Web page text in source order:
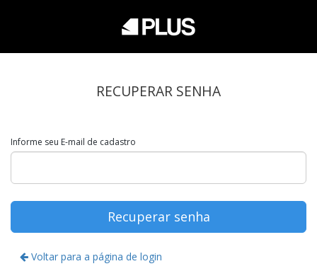
RECUPERAR SENHA
Informe seu E-mail de cadastro
Recuperar senha
Voltar para a página de login